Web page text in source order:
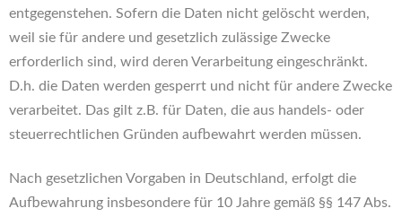
entgegenstehen. Sofern die Daten nicht gelöscht werden,
weil sie für andere und gesetzlich zulässige Zwecke
erforderlich sind, wird deren Verarbeitung eingeschränkt.
D.h. die Daten werden gesperrt und nicht für andere Zwecke
verarbeitet. Das gilt z.B. für Daten, die aus handels- oder
steuerrechtlichen Gründen aufbewahrt werden müssen.
Nach gesetzlichen Vorgaben in Deutschland, erfolgt die
Aufbewahrung insbesondere für 10 Jahre gemäß §§ 147 Abs.